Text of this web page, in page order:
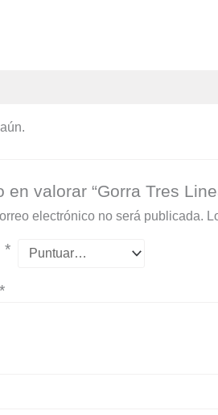
en valorar “Gorra Tres
electrónico no será publicada.
*
*